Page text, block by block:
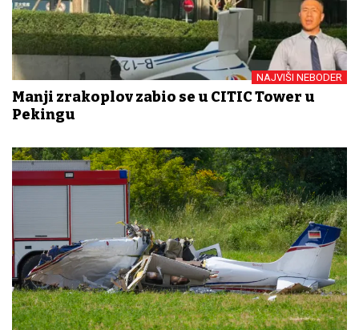
NAJVIŠI NEBODER
Manji zrakoplov zabio se u CITIC Tower u
Pekingu